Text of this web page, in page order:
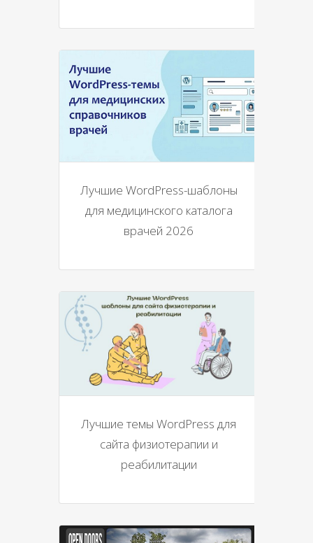
Лучшие WordPress-шаблоны
для медицинского каталога
врачей 2026
Лучшие темы WordPress для
сайта физиотерапии и
реабилитации